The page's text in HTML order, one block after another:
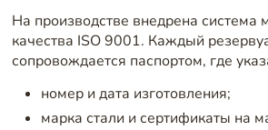
На производстве внедрена система
качества ISO 9001. Каждый
сопровождается паспортом, где
номер и дата изготовления;
марка стали и сертификаты на